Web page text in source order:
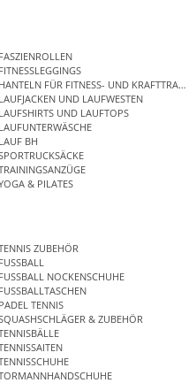
FASZIENROLLEN
FITNESSLEGGINGS
HANTELN FÜR FITNESS- UND
LAUFJACKEN UND LAUFWESTEN
LAUFSHIRTS UND LAUFTOPS
LAUFUNTERWÄSCHE
LAUF BH
& PILATES
ZUBEHÖR
FUSSBALL
FUSSBALL NOCKENSCHUHE
FUSSBALLTASCHEN
PADEL TENNIS
& ZUBEHÖR